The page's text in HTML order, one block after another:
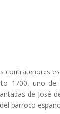
1700, uno
de José
barroco